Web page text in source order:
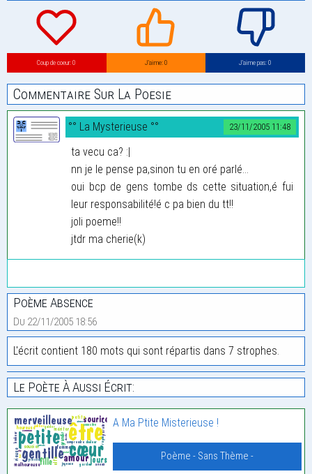
Coup de coeur: 0 J’aime: 0 J’aime pas: 0
Commentaire Sur La Poesie
23/11/2005 11:48
°° La Mysterieuse °°
ta vecu ca? :|
nn je le pense pa,sinon tu en oré parlé...
oui bcp de gens tombe ds cette situation,é fui
leur responsabilité!é c pa bien du tt!!
joli poeme!!
jtdr ma cherie(k)
Poème Absence
Du 22/11/2005 18:56
L'écrit contient 180 mots qui sont répartis dans 7 strophes.
Le Poète À Aussi Écrit:
A Ma Ptite Misterieuse !
Poème - Sans Thème -